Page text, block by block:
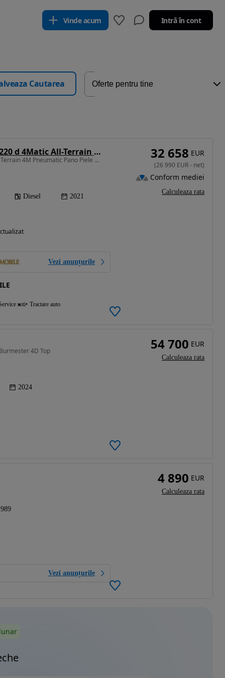
Vinde acum Intră în cont
Cautarea
Mercedes-Benz E 220 d 4Matic All-Terrain 9G-TRONIC Avantgarde
1950 cm3 • 194 CP • ALL Terrain 4M Pneumatic Pano Piele Maro Burmester Camere360
Diesel 2021
Vezi anunțurile
roti Tractare auto
32 658 EUR
(26 990 EUR- net)
Conform mediei
Calculeaza rata
4D Top
2024
54 700 EUR
Calculeaza rata
Vezi anunțurile
4 890 EUR
Calculeaza rata